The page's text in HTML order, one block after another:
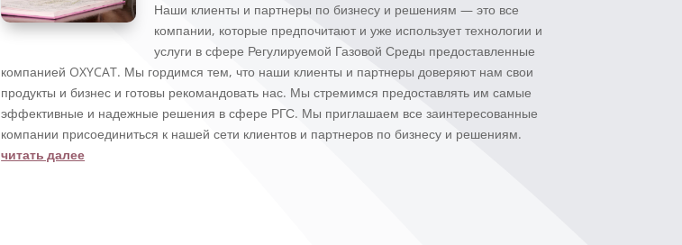
Наши клиенты и партнеры по бизнесу и решениям — это все
компании, которые предпочитают и уже использует технологии и
услуги в сфере Регулируемой Газовой Среды предоставленные
компанией OXYCAT. Мы гордимся тем, что наши клиенты и партнеры доверяют нам свои
продукты и бизнес и готовы рекомандовать нас. Мы стремимся предоставлять им самые
эффективные и надежные решения в сфере РГС. Мы приглашаем все заинтересованные
компании присоединиться к нашей сети клиентов и партнеров по бизнесу и решениям.
читать далее